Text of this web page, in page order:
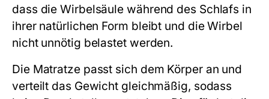
dass die Wirbelsäule während des Schlafs in
ihrer natürlichen Form bleibt und die Wirbel
nicht unnötig belastet werden.
Die Matratze passt sich dem Körper an und
verteilt das Gewicht gleichmäßig, sodass